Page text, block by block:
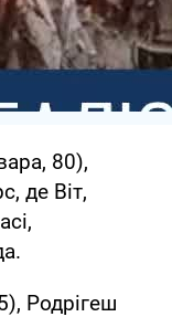
80),
де Віт,
Родрігеш